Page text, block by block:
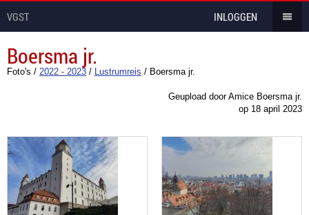
VGST INLOGGEN
Boersma jr.
Foto's / 2022 - 2023 / Lustrumreis / Boersma jr.
Geupload door Amice Boersma jr.
op 18 april 2023